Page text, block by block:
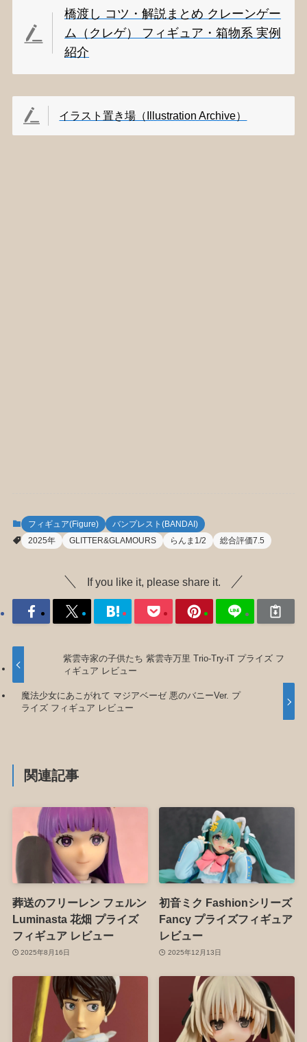
橋渡し コツ・解説まとめ クレーンゲー
ム（クレゲ） フィギュア・箱物系 実例
紹介
イラスト置き場（Illustration Archive）
フィギュア(Figure)
バンプレスト(BANDAI)
2025年
GLITTER&GLAMOURS らんま1/2 総合評価7.5
If you like it, please share it.
紫雲寺家の子供たち 紫雲寺万里 Trio-Try-iT プライズ フ
ィギュア レビュー
魔法少女にあこがれて マジアベーゼ 悪のバニーVer. プ
ライズ フィギュア レビュー
関連記事
葬送のフリーレン フェルン
Luminasta 花畑 プライズ
フィギュア レビュー
2025年8月16日
初音ミク Fashionシリーズ
Fancy プライズフィギュア
レビュー
2025年12月13日